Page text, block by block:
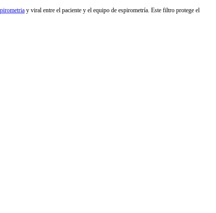
y viral entre el paciente y el equipo de espirometría. Este filtro protege el